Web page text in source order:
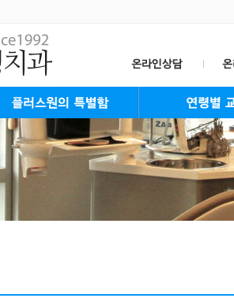
플러스원의 특별함
플러스원 System
플러스원 Staff 성장교정
청소년교정
성인교정
장년교정